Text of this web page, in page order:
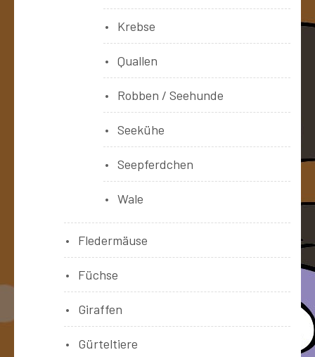
Krebse
Quallen
Robben / Seehunde
Seekühe
Seepferdchen
Wale
Fledermäuse
Füchse
Giraffen
Gürteltiere